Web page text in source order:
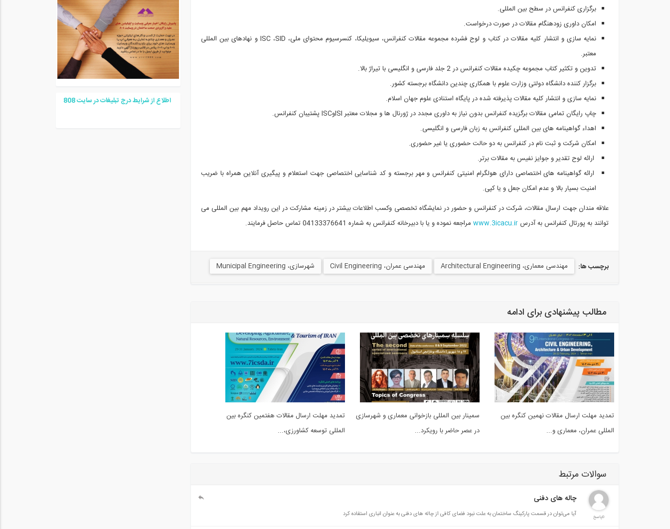
برگزاری کنفرانس در سطح بین المللی.
امکان داوری زودهنگام مقالات در صورت درخواست.
نمایه سازی و انتشار کلیه مقالات در کتاب و لوح فشرده مجموعه مقالات کنفرانس، سیویلیکا، کنسرسیوم محتوای ملی، SID،ISC و نهادهای بین المللی
معتبر.
تدوین و تکثیر کتاب مجموعه چکیده مقالات کنفرانس در 2 جلد فارسی و انگلیسی با تیراژ بالا.
برگزار کننده دانشگاه دولتی وزارت علوم با همکاری چندین دانشگاه برجسته کشور.
نمایه سازی و انتشار کلیه مقالات پذیرفته شده در پایگاه استنادی علوم جهان اسلام.
چاپ رایگان تمامی مقالات برگزیده کنفرانس بدون نیاز به داوری مجدد در ژورنال ها و مجلات معتبر ISIوISC پشتیبان کنفرانس.
اهداء گواهینامه های بین المللی کنفرانس به زبان فارسی و انگلیسی.
امکان شرکت و ثبت نام در کنفرانس به دو حالت حضوری یا غیر حضوری.
ارائه لوح تقدیر و جوایز نفیس به مقالات برتر.
ارائه گواهینامه های اختصاصی دارای هولگرام امنیتی کنفرانس و مهر برجسته و کد شناسایی اختصاصی جهت استعلام و پیگیری آنلاین همراه با ضریب
امنیت بسیار بالا و عدم امکان جعل و یا کپی.
علاقه مندان جهت ارسال مقالات، شرکت در کنفرانس و حضور در نمایشگاه تخصصی وکسب اطلاعات بیشتر در زمینه مشارکت در این رویداد مهم بین المللی می
توانند به پورتال کنفرانس به آدرس www.3icacu.ir مراجعه نموده و یا با دبیرخانه کنفرانس به شماره 04133376641 تماس حاصل فرمایند .
برچسب ها: مهندسی معماری، Architectural Engineering مهندسی عمران، Civil Engineering شهرسازی، Municipal Engineering
مطالب پیشنهادی برای ادامه
تمدید مهلت ارسال مقالات نهمین کنگره بین
المللی عمران، معماری و...
سمینار بین المللی بازخوانی معماری و شهرسازی
در عصر حاضر با رویکرد...
تمدید مهلت ارسال مقالات هفتمین کنگره بین
المللی توسعه کشاورزی،...
سوالات مرتبط
0پاسخ
چاله های دفنی
آیا می‌توان در قسمت پارکینگ ساختمان به علت نبود فضای کافی از چاله های دفنی به عنوان انباری استفاده کرد
اطلاع از شرایط درج تبلیغات در سایت 808